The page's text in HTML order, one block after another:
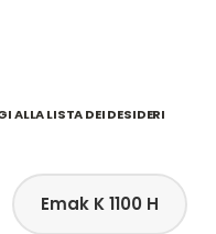
ALLA LISTA DEI DESIDERI
Emak K 1100 H